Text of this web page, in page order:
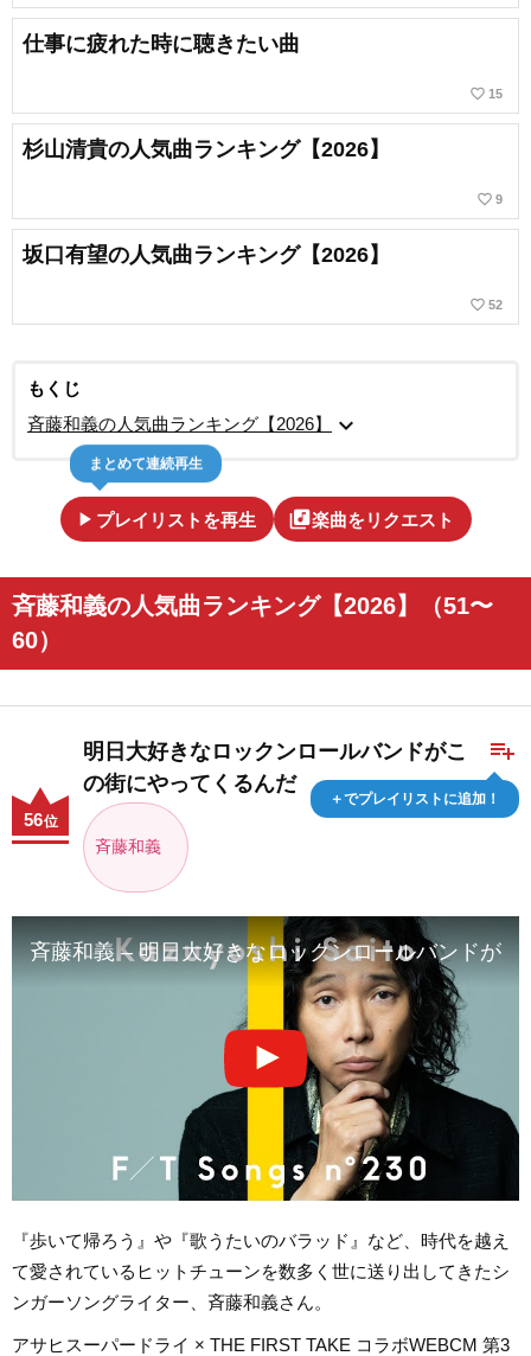
仕事に疲れた時に聴きたい曲
favorite_border 15
杉山清貴の人気曲ランキング【2026】
favorite_border 9
坂口有望の人気曲ランキング【2026】
favorite_border 52
もくじ
斉藤和義の人気曲ランキング【2026】
expand_more
play_arrow プレイリストを再生
まとめて連続再生
library_music楽曲をリクエスト
斉藤和義の人気曲ランキング【2026】（51〜
60）
playlist_add
＋でプレイリストに追加！
明日大好きなロックンロールバンドがこ
の街にやってくるんだ
斉藤和義
56位
斉藤和義 – 明日大好きなロックンロールバンドが
『歩いて帰ろう』や『歌うたいのバラッド』など、時代を越え
て愛されているヒットチューンを数多く世に送り出してきたシ
ンガーソングライター、斉藤和義さん。
アサヒスーパードライ × THE FIRST TAKE コラボWEBCM 第3